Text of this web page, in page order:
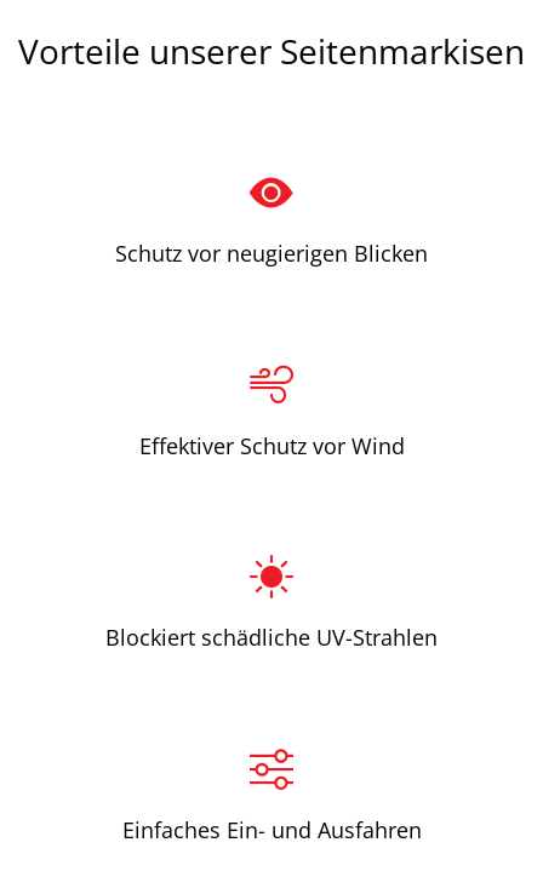
Vorteile unserer Seitenmarkisen
Schutz vor neugierigen Blicken
Effektiver Schutz vor Wind
Blockiert schädliche UV-Strahlen
Einfaches Ein- und Ausfahren